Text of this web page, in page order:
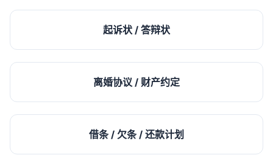
起诉状 / 答辩状
离婚协议 / 财产约定
借条 / 欠条 / 还款计划